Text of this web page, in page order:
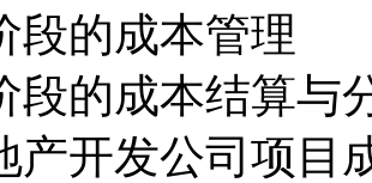
段的成本管理
段的成本结算与
产开发公司项目